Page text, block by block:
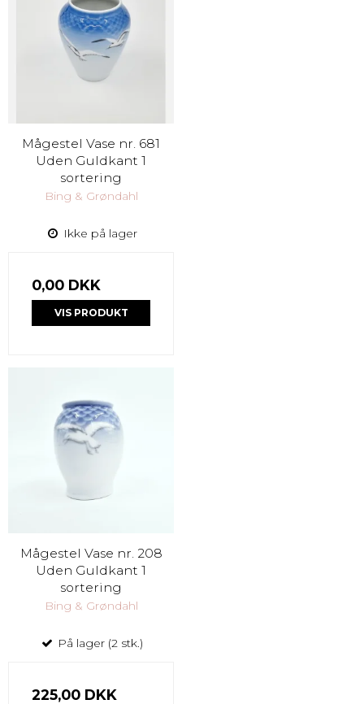
Mågestel Vase nr. 681
Uden Guldkant 1
sortering
Bing & Grøndahl
Ikke på lager
0,00 DKK
VIS PRODUKT
Mågestel Vase nr. 208
Uden Guldkant 1
sortering
Bing & Grøndahl
På lager (2 stk.)
225,00 DKK